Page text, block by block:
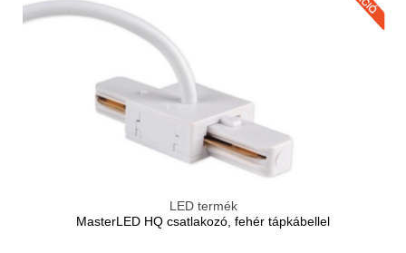
LED termék
MasterLED HQ csatlakozó, fehér tápkábellel